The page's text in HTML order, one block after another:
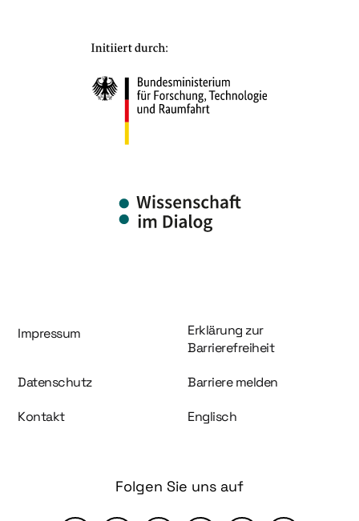
Information und Service
Impressum
Erklärung zur
Barrierefreiheit
Datenschutz Barriere melden
Kontakt Englisch
Folgen Sie uns auf